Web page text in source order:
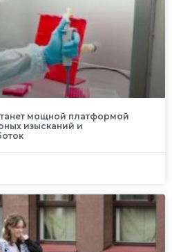
мощной платформой
изысканий и